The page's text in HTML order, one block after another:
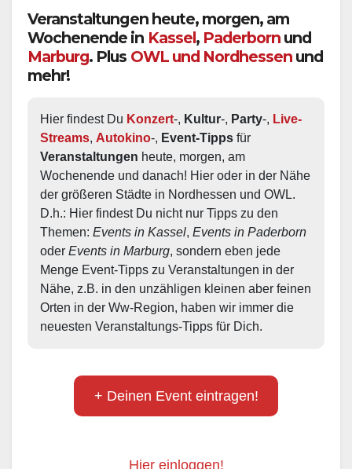
Veranstaltungen heute, morgen, am
Wochenende in Kassel, Paderborn und
Marburg. Plus OWL und Nordhessen und
mehr!
Hier findest Du Konzert-, Kultur-, Party-, Live-
Streams, Autokino-, Event-Tipps
Veranstaltungen heute, morgen, am
Wochenende und danach! Hier oder in der Nähe
der größeren Städte in Nordhessen und OWL.
D.h.: Hier findest Du nicht nur Tipps zu den
Themen: Events in Kassel, Events in Paderborn
oder Events in Marburg, sondern eben jede
Menge Event-Tipps zu Veranstaltungen in der
Nähe, z.B. in den unzähligen kleinen aber feinen
Orten in der Ww-Region, haben wir immer die
neuesten Veranstaltungs-Tipps für Dich.
+ Deinen Event eintragen!
Hier einloggen!